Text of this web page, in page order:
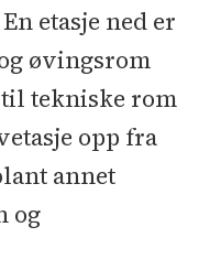
etasje ned er
øvingsrom
tekniske rom
opp fra
annet
og